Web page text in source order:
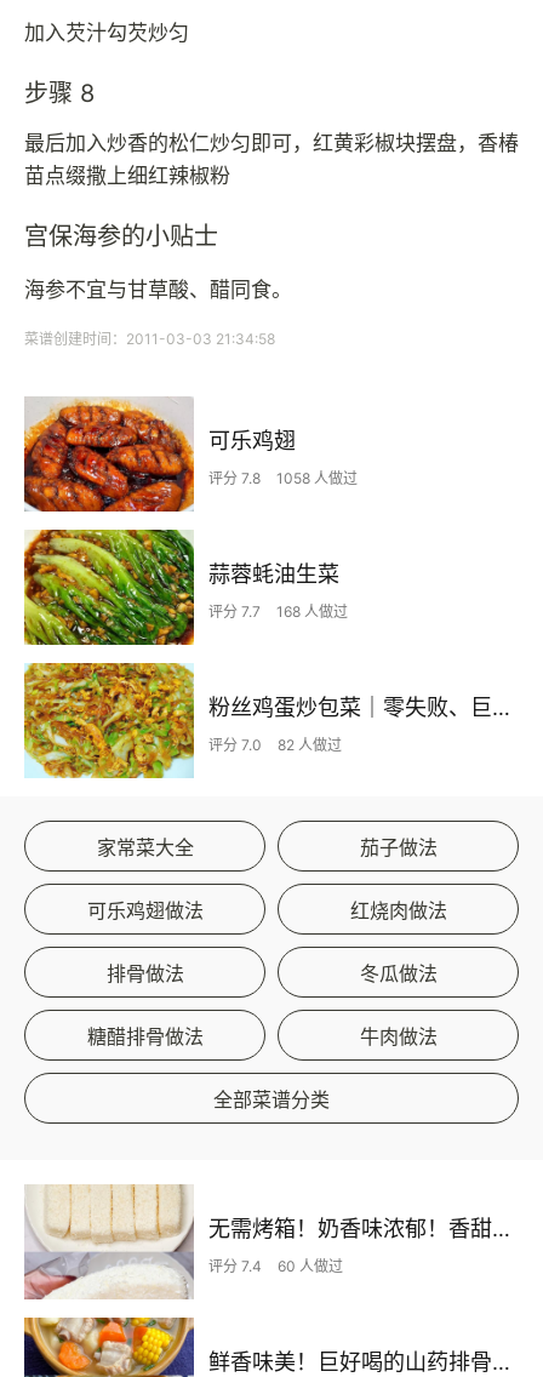
加入芡汁勾芡炒匀
步骤 8
最后加入炒香的松仁炒匀即可，红黄彩椒块摆盘，香椿
苗点缀撒上细红辣椒粉
宫保海参的小贴士
海参不宜与甘草酸、醋同食。
菜谱创建时间：2011-03-03 21:34:58
可乐鸡翅
评分 7.8 1058 人做过
蒜蓉蚝油生菜
评分 7.7 168 人做过
粉丝鸡蛋炒包菜｜零失败、巨下饭
评分 7.0 82 人做过
家常菜大全 茄子做法
可乐鸡翅做法 红烧肉做法
排骨做法 冬瓜做法
糖醋排骨做法 牛肉做法
全部菜谱分类
无需烤箱！奶香味浓郁！香甜嫩滑的椰蓉奶糕
评分 7.4 60 人做过
鲜香味美！巨好喝的山药排骨汤！！